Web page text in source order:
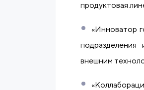
продуктовая
«Инноватор
внешним